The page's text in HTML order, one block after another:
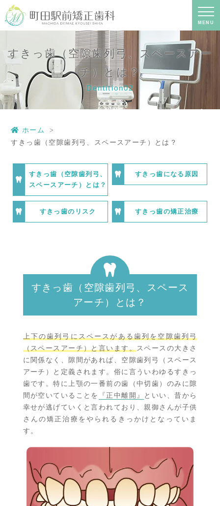
MENU
すきっ歯（空隙歯列弓、スペースアー
チ）とは？｜町田の矯正歯科専門の歯
科医院｜土日診療-町田駅前矯正歯科
すきっ歯（空隙歯列弓、スペースアー
チ）とは？
Dentition02
ホーム
すきっ歯（空隙歯列弓、スペースアーチ）とは？
すきっ歯（空隙歯列弓、
スペースアーチ）とは？
すきっ歯になる原因
すきっ歯のリスク すきっ歯の矯正治療
すきっ歯（空隙歯列弓、スペース
アーチ）とは？
上下の歯列弓にスペースがある歯列を空隙歯列弓
（スペースアーチ）と言います。
スペースの大きさ
に関係なく、隙間があれば、空隙歯列弓（スペース
アーチ）と定義されます。俗に言ういわゆるすきっ
歯です。特に上顎の一番前の歯（中切歯）のみに隙
間が空いていることを
『正中離開』 といい、昔から
幸せが逃げていくと言われており、親御さんが子供
さんの矯正治療をやられるきっかけとなっていま
す。